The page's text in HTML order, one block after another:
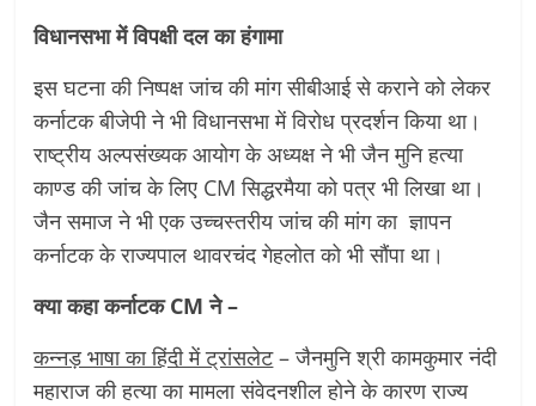
विधानसभा में विपक्षी दल का हंगामा
इस घटना की निष्पक्ष जांच की मांग सीबीआई से कराने को लेकर
कर्नाटक बीजेपी ने भी विधानसभा में विरोध प्रदर्शन किया था।
राष्ट्रीय अल्पसंख्यक आयोग के अध्यक्ष ने भी जैन मुनि हत्या
काण्ड की जांच के लिए CM सिद्धरमैया को पत्र भी लिखा था।
जैन समाज ने भी एक उच्चस्तरीय जांच की मांग का ज्ञापन
कर्नाटक के राज्यपाल थावरचंद गेहलोत को भी सौंपा था।
क्या कहा कर्नाटक CM ने –
कन्नड़ भाषा का हिंदी में ट्रांसलेट– जैनमुनि श्री कामकुमार नंदी
महाराज की हत्या का मामला संवेदनशील होने के कारण राज्य